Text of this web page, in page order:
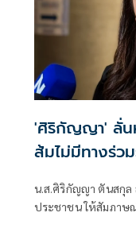
'ศิริกัญญา' ลั่น
ส้มไม่มีทางร่ว
น.ส.ศิริกัญญา ตันสกุ
ประชาชน ให้สัมภาษ